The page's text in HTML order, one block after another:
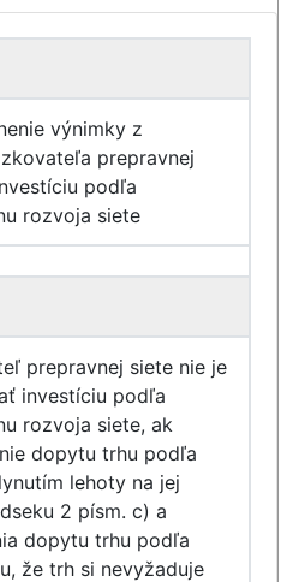
výnimky z
prepravnej
podľa
rozvoja siete
prepravnej siete nie je
investíciu podľa
rozvoja siete, ak
dopytu trhu podľa
lehoty na jej
2 písm. c) a
dopytu trhu podľa
že trh si nevyžaduje